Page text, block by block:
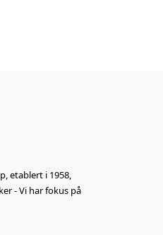
etablert i 1958,
- Vi har fokus på